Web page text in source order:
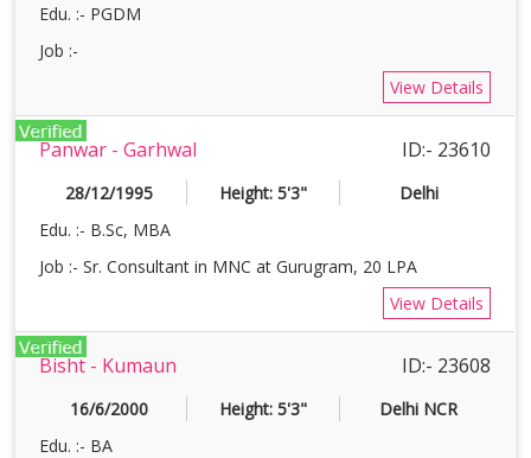
Edu. :- PGDM
Job :-
View Details
Panwar - Garhwal ID:- 23610
28/12/1995 Height: 5'3"
Delhi
Edu. :- B.Sc, MBA
Job :- Sr. Consultant in MNC at Gurugram, 20 LPA
View Details
Bisht - Kumaun ID:- 23608
16/6/2000 Height: 5'3"
Delhi NCR
Edu. :- BA